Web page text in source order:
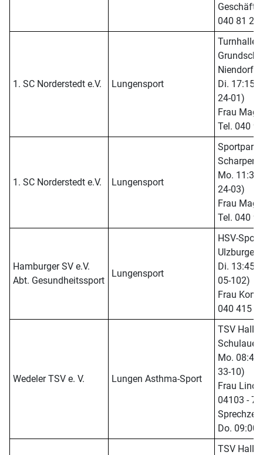
040 81 27
1. SC Norderstedt e.V. Lungensport
Turnhalle,
Niendorfer
Di. 17:15 -
24-01)
Frau
Tel. 040
1. SC Norderstedt e.V. Lungensport
Sportpark
Mo. 11:30
24-03)
Frau
Tel. 040
Hamburger SV e.V.
Abt. Gesundheitssport
Lungensport
HSV-
Ulzburger
Di. 13:45 -
05-102)
Frau
040 415
Wedeler TSV e. V. Lungen Asthma-Sport
TSV Halle,
Schulauer
Mo. 08:45
33-10)
Frau
04103 -
Do.
TSV Halle,